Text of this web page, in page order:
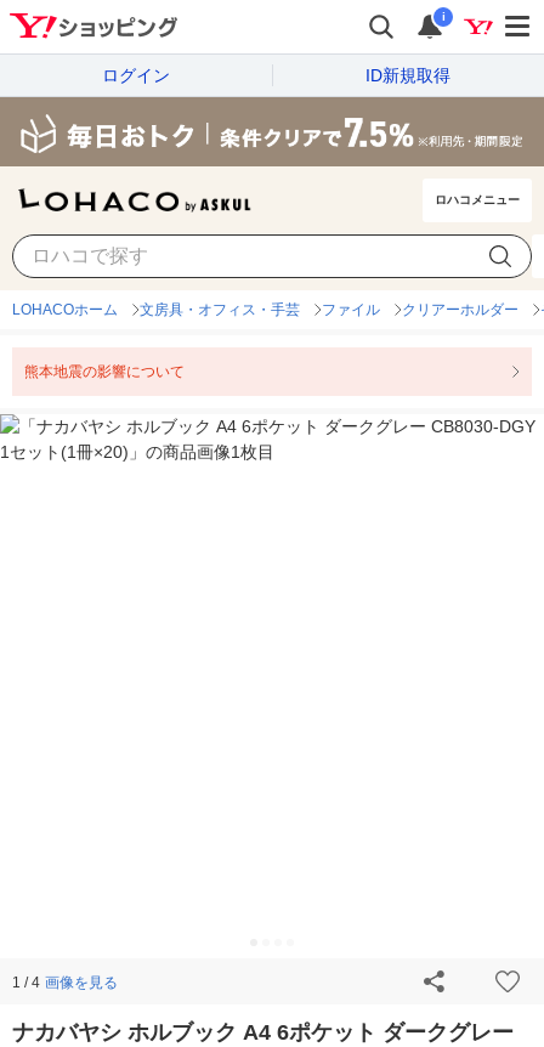
i
ログイン ID新規取得
ロハコメニュー
LOHACOホーム 文房具・オフィス・手芸 ファイル クリアーホルダー
熊本地震の影響について
1 / 4 画像を見る
ナカバヤシ ホルブック A4 6ポケット ダークグレー